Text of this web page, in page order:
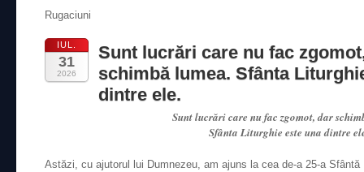
Rugaciuni
IUL.
31
2026
Sunt lucrări care nu fac
schimbă lumea. Sfânta
dintre ele.
Sunt lucrări care nu fac zgomot, dar
Sfânta Liturghie este una dintre
Astăzi, cu ajutorul lui Dumnezeu, am ajuns la cea de-a 25-a